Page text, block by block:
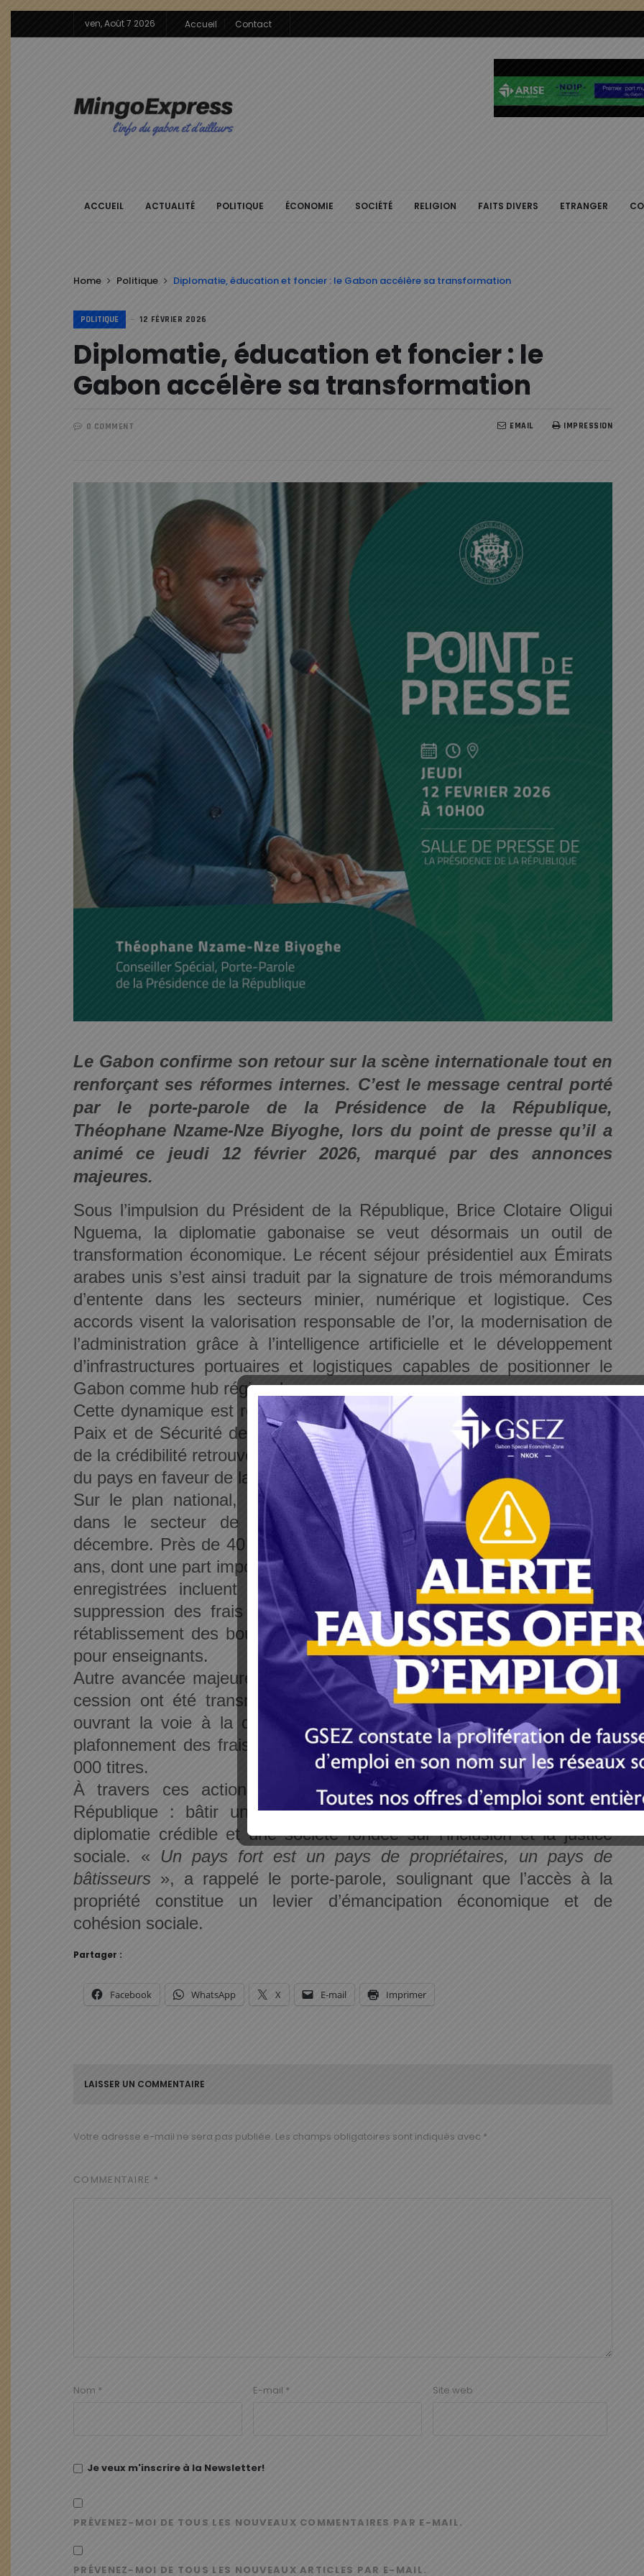
ven, Août 7 2026 Accueil Contact
ACCUEIL ACTUALITÉ POLITIQUE ÉCONOMIE SOCIÉTÉ RELIGION FAITS DIVERS ETRANGER
Home Politique Diplomatie, éducation et foncier : le Gabon accélère sa transformation
POLITIQUE 12 FÉVRIER 2026
Diplomatie, éducation et foncier : le
Gabon accélère sa transformation
0 COMMENT IMPRESSION
EMAIL
Le Gabon confirme son retour sur la scène internationale tout en
renforçant ses réformes internes. C’est le message central porté
par le porte-parole de la Présidence de la République,
Théophane Nzame-Nze Biyoghe, lors du point de presse qu’il a
animé ce jeudi 12 février 2026, marqué par des annonces
majeures.
Sous l’impulsion du Président de la République, Brice Clotaire Oligui
Nguema, la diplomatie gabonaise se veut désormais un outil de
transformation économique. Le récent séjour présidentiel aux Émirats
arabes unis s’est ainsi traduit par la signature de trois mémorandums
d’entente dans les secteurs minier, numérique et logistique. Ces
accords visent la valorisation responsable de l’or, la modernisation de
l’administration grâce à l’intelligence artificielle et le développement
d’infrastructures portuaires et logistiques capables de positionner le
Gabon comme hub régional.
Cette dynamique est renforcée par l’élection du Gabon au Conseil de
Paix et de Sécurité de l’Union africaine, le 11 février dernier, symbole
de la crédibilité retrouvée de la diplomatie nationale et de l’engagement
du pays en faveur de la paix et de la stabilité du continent.
Sur le plan national, le gouvernement s’est félicité de l’apaisement
dans le secteur de l’éducation après la crise survenue depuis
décembre. Près de 40 000 postes budgétaires ont été alloués en trois
ans, dont une part importante pour l’Éducation nationale. Les avancées
enregistrées incluent la construction de 500 salles de classe, la
suppression des frais d’inscription pour plus de 200 000 élèves, le
rétablissement des bourses scolaires et la construction de logements
pour enseignants.
Autre avancée majeure : la sécurisation foncière. 5 224 décisions de
cession ont été transmises à la Conservation foncière en un mois,
ouvrant la voie à la délivrance effective de titres fonciers, avec un
plafonnement des frais à 600 000 FCFA et un objectif national de 50
000 titres.
À travers ces actions, se dessine la vision du président de la
République : bâtir un État fort, une administration équitable, une
diplomatie crédible et une société fondée sur l’inclusion et la justice
sociale. « Un pays fort est un pays de propriétaires, un pays de
bâtisseurs », a rappelé le porte-parole, soulignant que l’accès à la
propriété constitue un levier d’émancipation économique et de
cohésion sociale.
Partager :
Facebook WhatsApp X E-mail Imprimer
LAISSER UN COMMENTAIRE
Votre adresse e-mail ne sera pas publiée. Les champs obligatoires sont indiqués avec *
COMMENTAIRE *
Nom * E-mail * Site web
Je veux m'inscrire à la Newsletter!
PRÉVENEZ-MOI DE TOUS LES NOUVEAUX COMMENTAIRES PAR E-MAIL.
PRÉVENEZ-MOI DE TOUS LES NOUVEAUX ARTICLES PAR E-MAIL.